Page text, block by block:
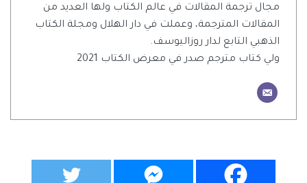
مجال ترجمة المقالات في عالم الكتاب ولها العديد من
المقالات المترجمة، وعملت في دار الهلال ومجلة الكتاب
الذهبي التابع لدار روزاليوسف.
ولي كتاب مترجم صدر في معرض الكتاب 2021